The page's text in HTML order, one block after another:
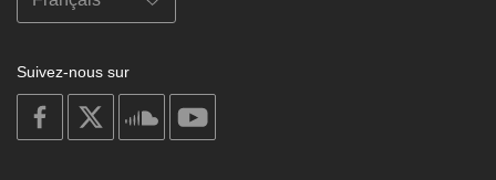
Suivez-nous sur
on
facebook
soundcloud